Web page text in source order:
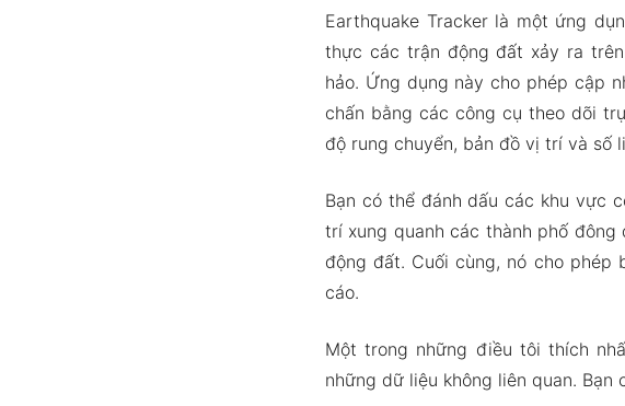
Bộ lọc để tìm các loại sự
Cảnh báo tùy chỉnh
Phiên Bản APK Mod của
Tính năng Mod
Earthquake Tracker là một ứng
thực các trận động đất xảy ra
hảo. Ứng dụng này cho phép cập
chấn bằng các công cụ theo dõi
độ rung chuyển, bản đồ vị trí và số
Bạn có thể đánh dấu các khu vực
trí xung quanh các thành phố
động đất. Cuối cùng, nó cho
cáo.
Một trong những điều tôi thích
những dữ liệu không liên quan.